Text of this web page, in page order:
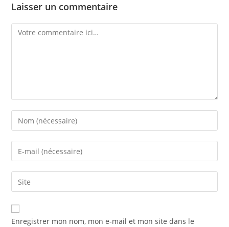
Laisser un commentaire
Comment
Enter
your
name
comment
Enter
your
email
address
comment
Saisir
l’URL
de
votre
Enregistrer mon nom, mon e-mail et mon site dans le